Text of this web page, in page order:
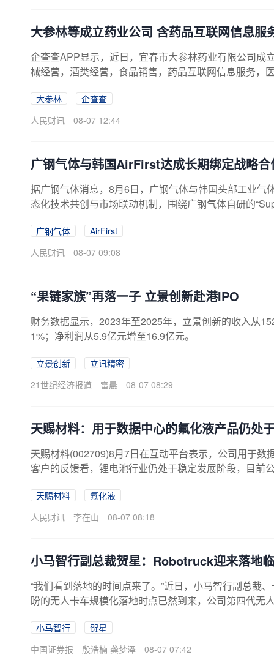
大参林等成立药业公司 含药品互联网信息服
企查查APP显示，近日，宜春市大参林药业有限公司成
械经营，酒类经营，食品销售，药品互联网信息服务，
大参林
企查查
人民财讯
08-07 12:44
广钢气体与韩国AirFirst达成长期绑定战略合
据广钢气体消息，8月6日，广钢气体与韩国头部工业
态化技术共创与市场联动机制，围绕广钢气体自研的
广钢气体
AirFirst
人民财讯
08-07 09:08
“果链家族”再落一子 立景创新赴港IPO
财务数据显示，2023年至2025年，立景创新的收入从
1%；净利润从5.9亿元增至16.9亿元。
立景创新
立讯精密
21世纪经济报道
雷晨 08-07 08:29
天赐材料：用于数据中心的氟化液产品仍处
天赐材料(002709)8月7日在互动平台表示，公司用于
客户的反馈看，锂电池行业仍处于稳定发展阶段，目前
天赐材料
氟化液
人民财讯
李在山 08-07 08:18
小马智行副总裁贺星：Robotruck迎来落地
“我们看到落地的时间点来了。”近日，小马智行副总裁
盼的无人卡车规模化落地时点已然到来，公司第四代无
降本增效刚需，为无人卡车商业化落地提供核心支撑。
里运输成本的优化空间大小，这也是行业商业化落地的
小马智行
贺星
中国证券报
殷浩楠 龚梦泽 08-07 07:42